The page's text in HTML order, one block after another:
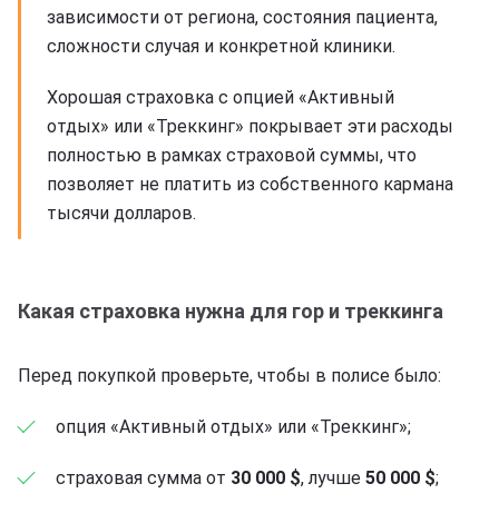
зависимости от региона, состояния пациента,
сложности случая и конкретной клиники.
Хорошая страховка с опцией «Активный
отдых» или «Треккинг» покрывает эти расходы
полностью в рамках страховой суммы, что
позволяет не платить из собственного кармана
тысячи долларов.
Какая страховка нужна для гор и треккинга
Перед покупкой проверьте, чтобы в полисе было:
опция «Активный отдых» или «Треккинг»;
страховая сумма от 30 000 $, лучше 50 000 $;